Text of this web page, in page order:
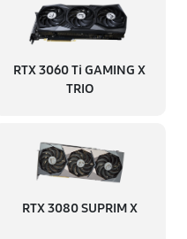
RTX 3060 Ti GAMING X
TRIO
RTX 3080 SUPRIM X